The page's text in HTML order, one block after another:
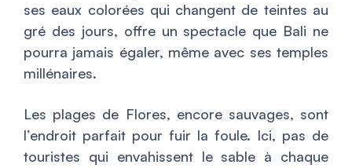
ses eaux colorées qui changent de teintes au
gré des jours, offre un spectacle que Bali ne
pourra jamais égaler, même avec ses temples
millénaires.
Les plages de Flores, encore sauvages, sont
l’endroit parfait pour fuir la foule. Ici, pas de
touristes qui envahissent le sable à chaque